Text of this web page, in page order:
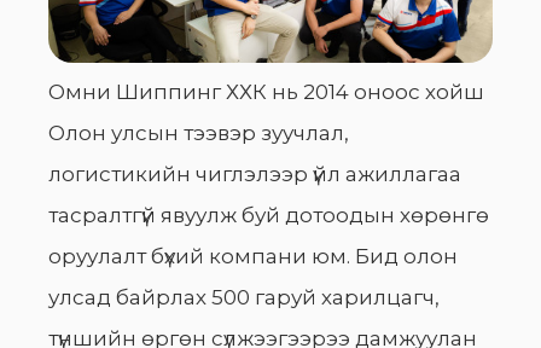
Омни Шиппинг ХХК нь 2014 оноос хойш
Олон улсын тээвэр зуучлал,
логистикийн чиглэлээр үйл ажиллагаа
тасралтгүй явуулж буй дотоодын хөрөнгө
оруулалт бүхий компани юм. Бид олон
улсад байрлах 500 гаруй харилцагч,
түншийн өргөн сүлжээгээрээ дамжуулан